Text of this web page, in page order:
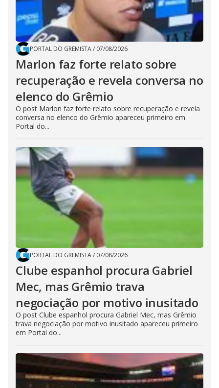
PORTAL DO GREMISTA/ 07/08/2026
Marlon faz forte relato sobre
recuperação e revela conversa no
elenco do Grêmio
O post Marlon faz forte relato sobre recuperação e revela
conversa no elenco do Grêmio apareceu primeiro em
Portal do...
PORTAL DO GREMISTA/ 07/08/2026
Clube espanhol procura Gabriel
Mec, mas Grêmio trava
negociação por motivo inusitado
O post Clube espanhol procura Gabriel Mec, mas Grêmio
trava negociação por motivo inusitado apareceu primeiro
em Portal do...